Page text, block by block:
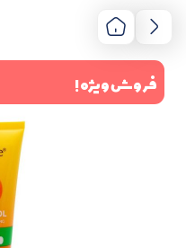
فروش ویژه !